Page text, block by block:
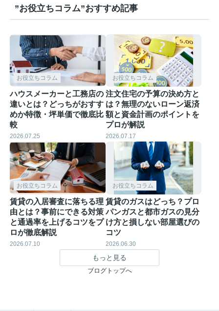
”お役立ちコラム”おすすめ記事
お役立ちコラム
ハウスメーカーと工務店の
違いとは？どっちがおすす
めか特徴・坪単価で徹底比
較
2026.07.25
お役立ちコラム
注文住宅の予算の決め方と
は？無理のないローン返済
額と資金計画のポイントを
プロが解説
2026.07.17
お役立ちコラム
賃貸の入居審査に落ちる理
由とは？事前にできる対策
と通過率を上げるコツをプ
ロが徹底解説
2026.07.10
お役立ちコラム
賃貸のガスはどっち？プロ
パンガスと都市ガスの見分
け方と損しない部屋選びの
コツ
2026.06.30
もっと見る
ブログトップへ